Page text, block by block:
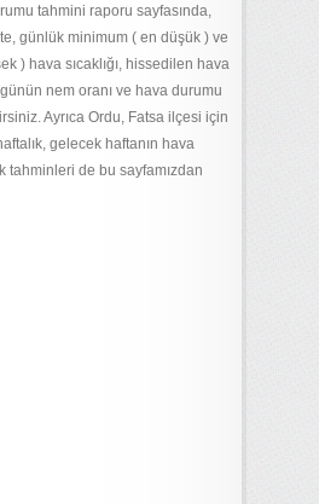
tahmini raporu sayfasında,
günlük minimum ( en düşük ) ve
) hava sıcaklığı, hissedilen hava
günün nem oranı ve hava durumu
Ayrıca Ordu, Fatsa ilçesi için
gelecek haftanın hava
tahminleri de bu sayfamızdan